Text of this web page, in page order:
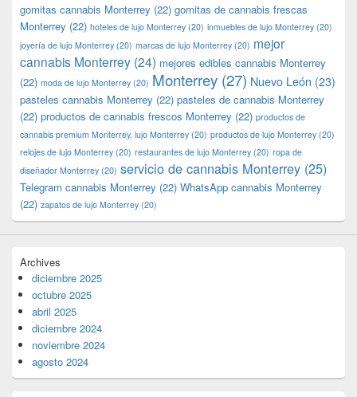
gomitas cannabis Monterrey (22) gomitas de cannabis frescas
Monterrey (22) hoteles de lujo Monterrey (20) inmuebles de lujo Monterrey (20)
joyería de lujo Monterrey (20) marcas de lujo Monterrey (20) mejor
cannabis Monterrey (24) mejores edibles cannabis Monterrey
(22) moda de lujo Monterrey (20) Monterrey (27) Nuevo León (23)
pasteles cannabis Monterrey (22) pasteles de cannabis Monterrey
(22) productos de cannabis frescos Monterrey (22) productos de
cannabis premium Monterrey. lujo Monterrey (20) productos de lujo Monterrey (20)
relojes de lujo Monterrey (20) restaurantes de lujo Monterrey (20) ropa de
diseñador Monterrey (20) servicio de cannabis Monterrey (25)
Telegram cannabis Monterrey (22) WhatsApp cannabis Monterrey
(22) zapatos de lujo Monterrey (20)
Archives
diciembre 2025
octubre 2025
abril 2025
diciembre 2024
noviembre 2024
agosto 2024